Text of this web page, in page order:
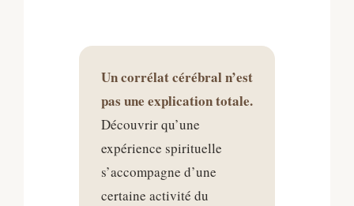
Un corrélat cérébral n’est
pas une explication totale.
Découvrir qu’une
expérience spirituelle
s’accompagne d’une
certaine activité du